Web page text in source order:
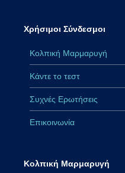
Χρήσιμοι Σύνδεσμοι
Κολπική Μαρμαρυγή
Κάντε το τεστ
Συχνές Ερωτήσεις
Επικοινωνία
Κολπική Μαρμαρυγή